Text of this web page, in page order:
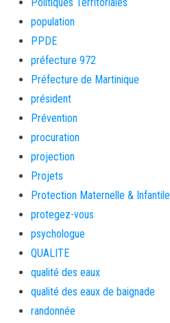
population
PPDE
préfecture 972
Préfecture de Martinique
président
Prévention
procuration
projection
Projets
Protection Maternelle & Infantile
protegez-vous
psychologue
QUALITE
qualité des eaux
qualité des eaux de baignade
randonnée